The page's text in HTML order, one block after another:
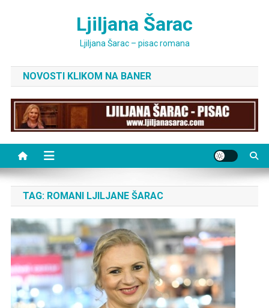
Ljiljana Šarac
Ljiljana Šarac – pisac romana
NOVOSTI KLIKOM NA BANER
TAG: ROMANI LJILJANE ŠARAC